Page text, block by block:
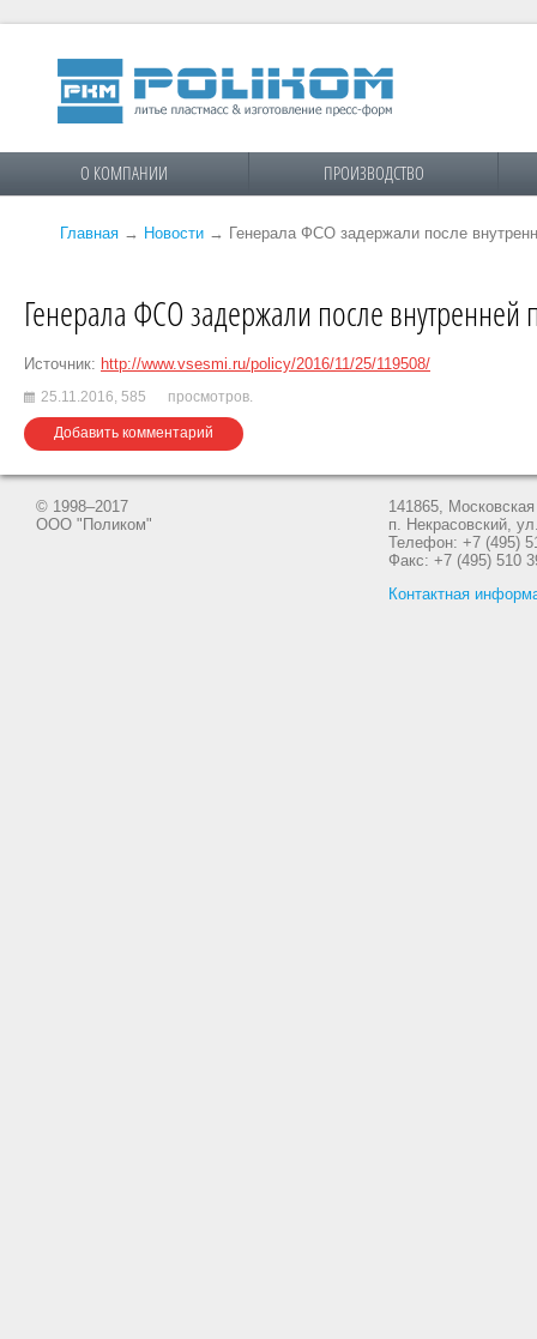
О КОМПАНИИ ПРОИЗВОДСТВО
Главная → Новости → Генерала ФСО задержали после
Генерала ФСО задержали после внутренней
Источник: http://www.vsesmi.ru/policy/2016/11/25/119508/
25.11.2016, 585 просмотров.
Добавить комментарий
© 1998–2017
ООО "Поликом"
141865,
п. Некрасовский,
Телефон: +7 (495)
Факс: +7 (495) 510
Контактная